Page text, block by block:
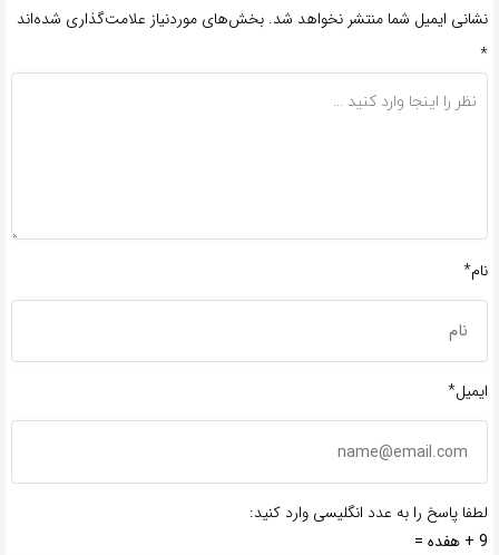
نشانی ایمیل شما منتشر نخواهد شد. بخش‌های موردنیاز علامت‌گذاری شده‌اند
*
نام*
ایمیل*
لطفا پاسخ را به عدد انگلیسی وارد کنید:
9 + هفده =